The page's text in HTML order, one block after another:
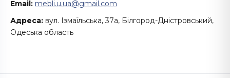
Email: mebli.u.ua@gmail.com
Адреса: вул. Ізмаїльська, 37а, Білгород-Дністровський,
Одеська область